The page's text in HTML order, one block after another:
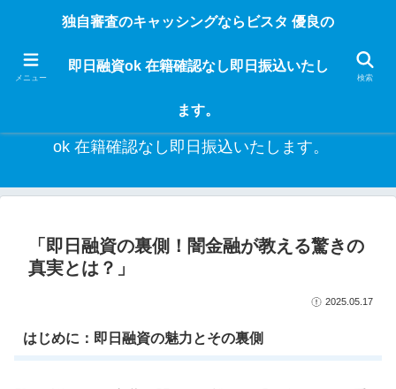
独自審査のフリーローンならビスタなら24時間365日 在籍確認なしで借りれる
な入用があっても安心！融資率97％！仕事をしている人ならブラックでも給料
日返済の１ヶ月融資で借りられるから安心！
独自審査のキャッシングならビスタ 優良の即日融資
ok 在籍確認なし即日振込いたします。
「即日融資の裏側！闇金融が教える驚きの
真実とは？」
2025.05.17
はじめに：即日融資の魅力とその裏側
メニュー
独自審査のキャッシングならビスタ 優良の
即日融資ok 在籍確認なし即日振込いたし
ます。
検索